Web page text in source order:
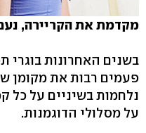
מקדמת את הקריירה,
בשנים האחרונות בוגרי
פעמים רבות את מקומן
נלחמות בשיניים על כל
על מסלולי הדוגמנות.